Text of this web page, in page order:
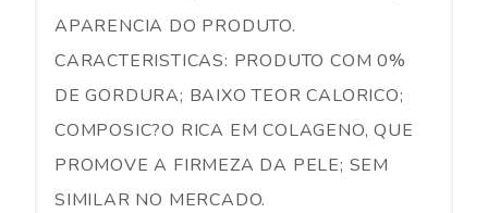
APARENCIA DO PRODUTO.
CARACTERISTICAS: PRODUTO COM 0%
DE GORDURA; BAIXO TEOR CALORICO;
COMPOSIC?O RICA EM COLAGENO, QUE
PROMOVE A FIRMEZA DA PELE; SEM
SIMILAR NO MERCADO.